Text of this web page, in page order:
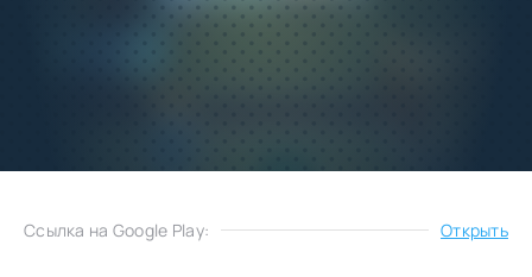
Ссылка на Google Play: Открыть